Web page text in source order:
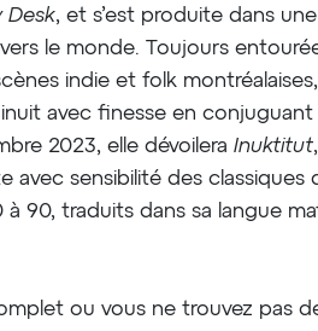
Desk, et s’est produite dans
le monde. Toujours
indie et folk
avec finesse en
2023, elle dévoileraInuktitut
avec sensibilité des classiques
90, traduits dans sa langue
ou vous ne trouvez pas